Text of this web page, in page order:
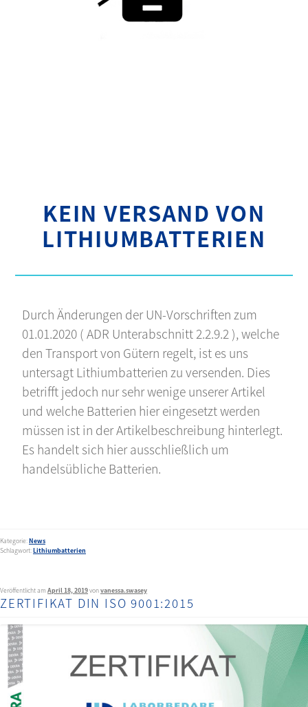
KEIN VERSAND VON
LITHIUMBATTERIEN
Durch Änderungen der UN-Vorschriften zum
01.01.2020 ( ADR Unterabschnitt 2.2.9.2 ), welche
den Transport von Gütern regelt, ist es uns
untersagt Lithiumbatterien zu versenden. Dies
betrifft jedoch nur sehr wenige unserer Artikel
und welche Batterien hier eingesetzt werden
müssen ist in der Artikelbeschreibung hinterlegt.
Es handelt sich hier ausschließlich um
handelsübliche Batterien.
Kategorie:News
Schlagwort:Lithiumbatterien
Veröffentlicht am April 18, 2019vonvanessa.swasey
ZERTIFIKAT DIN ISO 9001:2015